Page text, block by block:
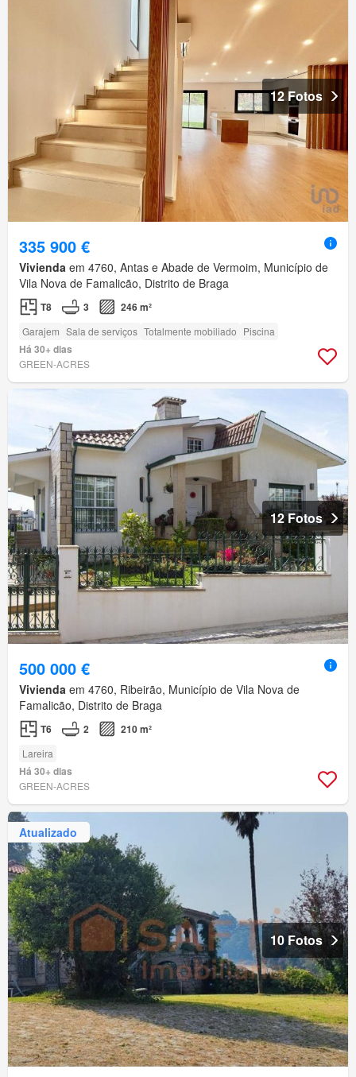
12 Fotos
335 900 €
Vivienda em 4760, Antas e Abade de Vermoim, Município de
Vila Nova de Famalicão, Distrito de Braga
T8 3 246 m²
Garajem Sala de serviços Totalmente mobiliado Piscina
Há 30+ dias
GREEN-ACRES
12 Fotos
500 000 €
Vivienda em 4760, Ribeirão, Município de Vila Nova de
Famalicão, Distrito de Braga
T6 2 210 m²
Lareira
Há 30+ dias
GREEN-ACRES
Atualizado
10 Fotos